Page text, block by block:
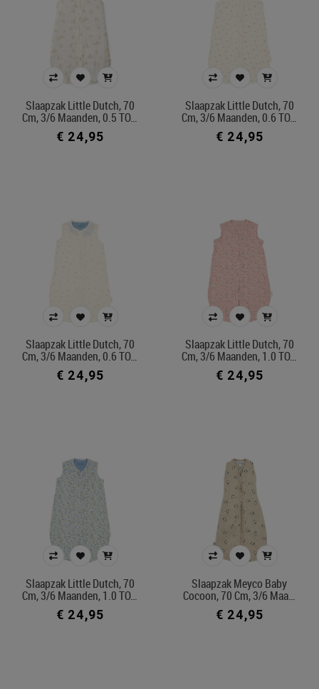
Slaapzak Little Dutch, 70
Cm, 3/6 Maanden, 0.5 TO…
€ 24,95
Slaapzak Little Dutch, 70
Cm, 3/6 Maanden, 0.6 TO…
€ 24,95
Slaapzak Little Dutch, 70
Cm, 3/6 Maanden, 0.6 TO…
€ 24,95
Slaapzak Little Dutch, 70
Cm, 3/6 Maanden, 1.0 TO…
€ 24,95
Slaapzak Little Dutch, 70
Cm, 3/6 Maanden, 1.0 TO…
€ 24,95
Slaapzak Meyco Baby
Cocoon, 70 Cm, 3/6 Maa…
€ 24,95